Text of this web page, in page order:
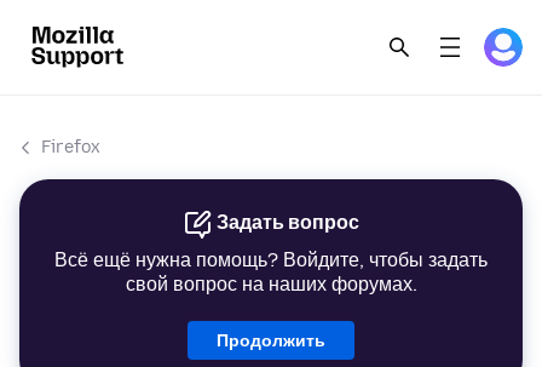
Firefox
Задать вопрос
Всё ещё нужна помощь? Войдите, чтобы задать
свой вопрос на наших форумах.
Продолжить